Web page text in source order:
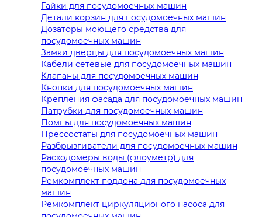
Гайки для посудомоечных машин
Детали корзин для посудомоечных машин
Дозаторы моющего средства для
посудомоечных машин
Замки дверцы для посудомоечных машин
Кабели сетевые для посудомоечных машин
Клапаны для посудомоечных машин
Кнопки для посудомоечных машин
Крепления фасада для посудомоечных машин
Патрубки для посудомоечных машин
Помпы для посудомоечных машин
Прессостаты для посудомоечных машин
Разбрызгиватели для посудомоечных машин
Расходомеры воды (флоуметр) для
посудомоечных машин
Ремкомплект поддона для посудомоечных
машин
Ремкомплект циркуляционого насоса для